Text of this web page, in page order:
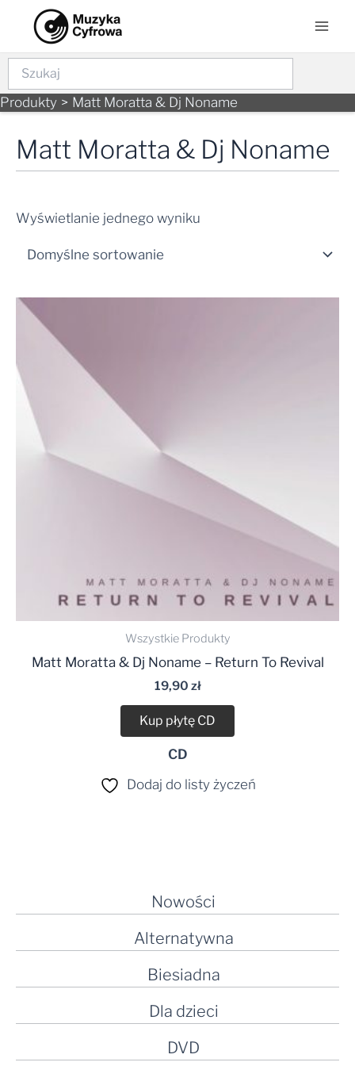
content
Szukaj
Produkty Matt Moratta & Dj Noname
Nowości
Alternatywna
Biesiadna
Dla dzieci
DVD
Matt Moratta & Dj Noname
Wyświetlanie jednego wyniku
Wszystkie Produkty
Matt Moratta & Dj Noname – Return To Revival
19,90 zł
Kup płytę CD
CD
Dodaj do listy życzeń